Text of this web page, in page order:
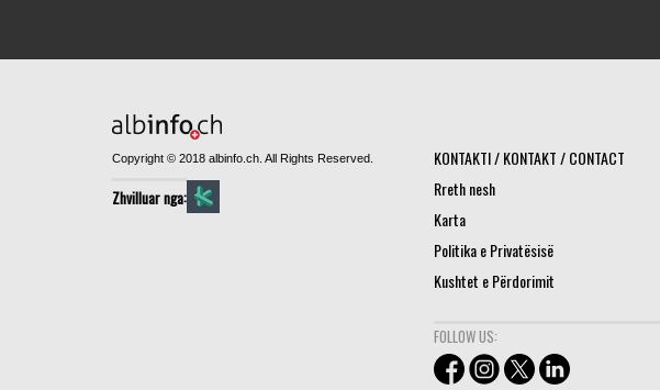
Copyright © 2018 albinfo.ch. All Rights Reserved.
Zhvilluar nga:
KONTAKTI / KONTAKT / CONTACT
Rreth nesh
Karta
Politika e Privatësisë
Kushtet e Përdorimit
FOLLOW US: